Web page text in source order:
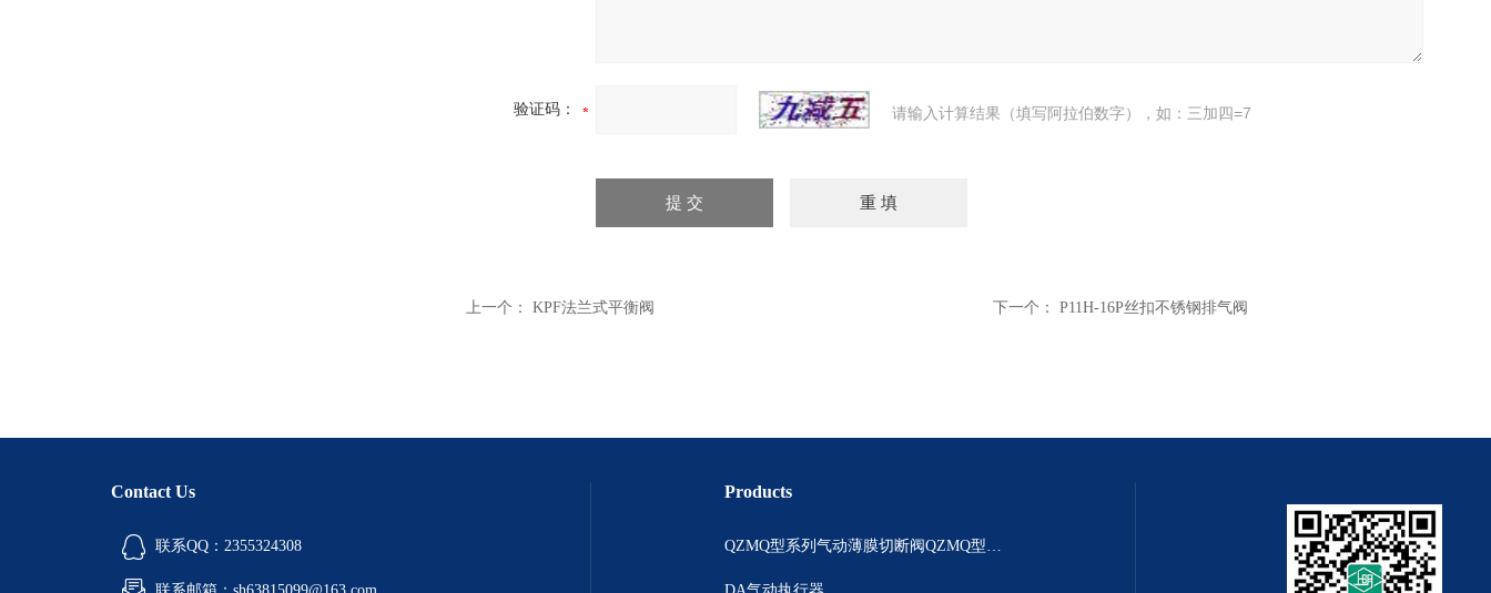
验证码： 请输入计算结果（填写阿拉伯数字），如：三加四=7
上一个： KPF法兰式平衡阀 下一个： P11H-16P丝扣不锈钢排气阀
Contact Us
联系QQ：2355324308
Products
QZMQ型系列气动薄膜切断阀QZMQ型系列气动薄膜切断阀